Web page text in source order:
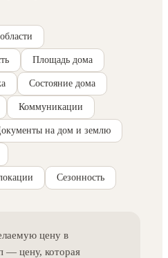
Площадь дома
Состояние дома
Коммуникации
на дом и землю
Сезонность
цену в
— цену, которая